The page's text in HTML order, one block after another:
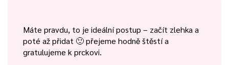
Máte pravdu, to je ideální postup – začít zlehka a
poté až přidat 🙂 přejeme hodně štěstí a
gratulujeme k prckovi.